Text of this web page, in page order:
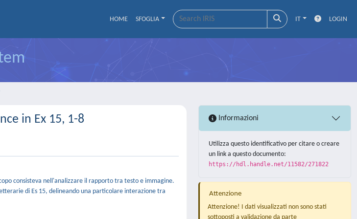
HOME SFOGLIA IT LOGIN
in Ex 15, 1-8
consisteva nell'analizzare il rapporto tra testo e immagine.
di Es 15, delineando una particolare interazione tra
Informazioni
Utilizza questo identificativo per citare o creare
un link a questo documento:
https://hdl.handle.net/11582/271822
Attenzione
Attenzione! I dati visualizzati non sono stati
sottoposti a validazione da parte